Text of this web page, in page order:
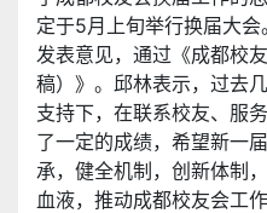
定于5月上旬举行换届大
发表意见，通过《成都校
稿）》。邱林表示，过去
支持下，在联系校友、服
了一定的成绩，希望新一
承，健全机制，创新体制
血液，推动成都校友会工